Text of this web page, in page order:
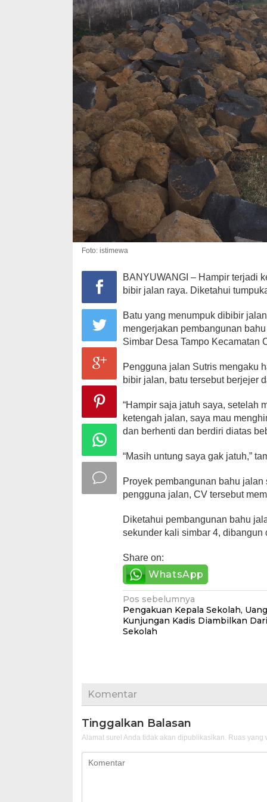
Foto: istimewa
BANYUWANGI – Hampir terjadi
bibir jalan raya. Diketahui
Batu yang menumpuk dibibir
mengerjakan pembangunan
Simbar Desa Tampo Kecamatan
Pengguna jalan Sutris mengaku
bibir jalan, batu tersebut berjejer
“Hampir saja jatuh saya, setelah
ketengah jalan, saya mau
dan berhenti dan berdiri diatas
“Masih untung saya gak jatuh,”
Proyek pembangunan bahu
pengguna jalan, CV tersebut
Diketahui pembangunan bahu
sekunder kali simbar 4,
Share on:
WhatsApp
Navigasi
pos
Pos sebelumnya
Pengakuan Kepala Sekolah,
Kunjungan Kadis Diambilkan
Sekolah
Komentar
Tinggalkan Balasan
Alamat surel Anda tidak akan dipublikasikan. Ruas yang